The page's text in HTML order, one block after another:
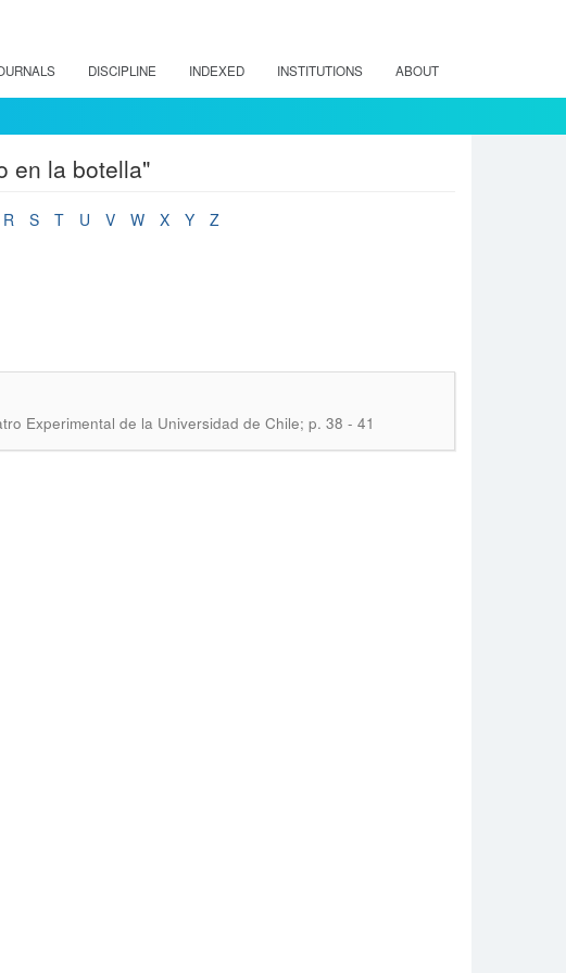
DISCIPLINE INDEXED INSTITUTIONS ABOUT
en la botella"
R S T U V W X Y
Z
Experimental de la Universidad de Chile; p. 38 - 41